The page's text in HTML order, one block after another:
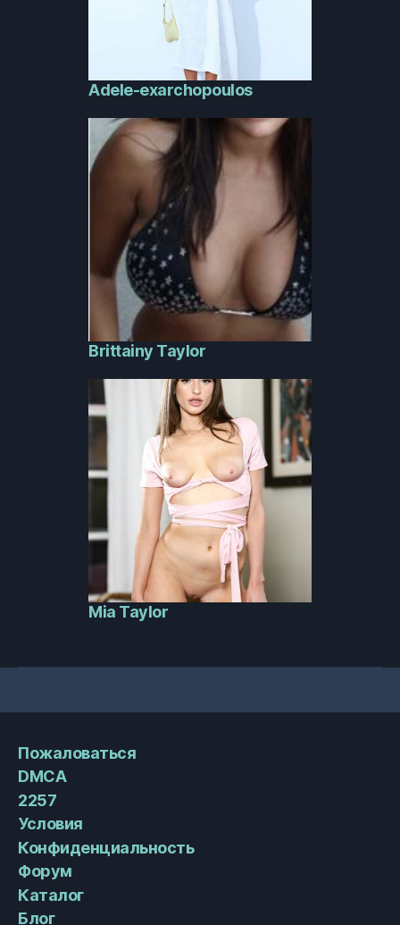
Adele-exarchopoulos
Brittainy Taylor
Mia Taylor
Пожаловаться
DMCA
2257
Условия
Конфиденциальность
Форум
Каталог
Блог